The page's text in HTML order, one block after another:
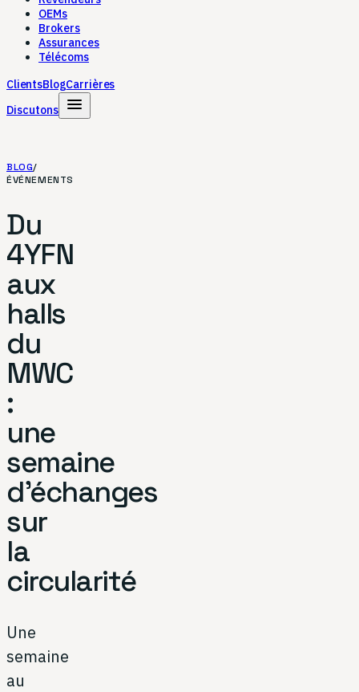
OEMs
Brokers
Assurances
Télécoms
ClientsBlogCarrières
Discutons
menu
BLOG/
ÉVÉNEMENTS
Du
4YFN
aux
halls
du
MWC
:
une
semaine
d'échanges
sur
la
circularité
Une
semaine
au